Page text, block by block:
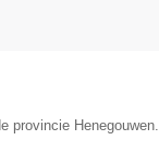
provincie Henegouwen.